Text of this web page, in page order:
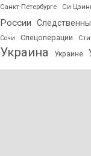
Санкт-Петербурге
Си
России
Сочи Спецоперации
Украина Украине